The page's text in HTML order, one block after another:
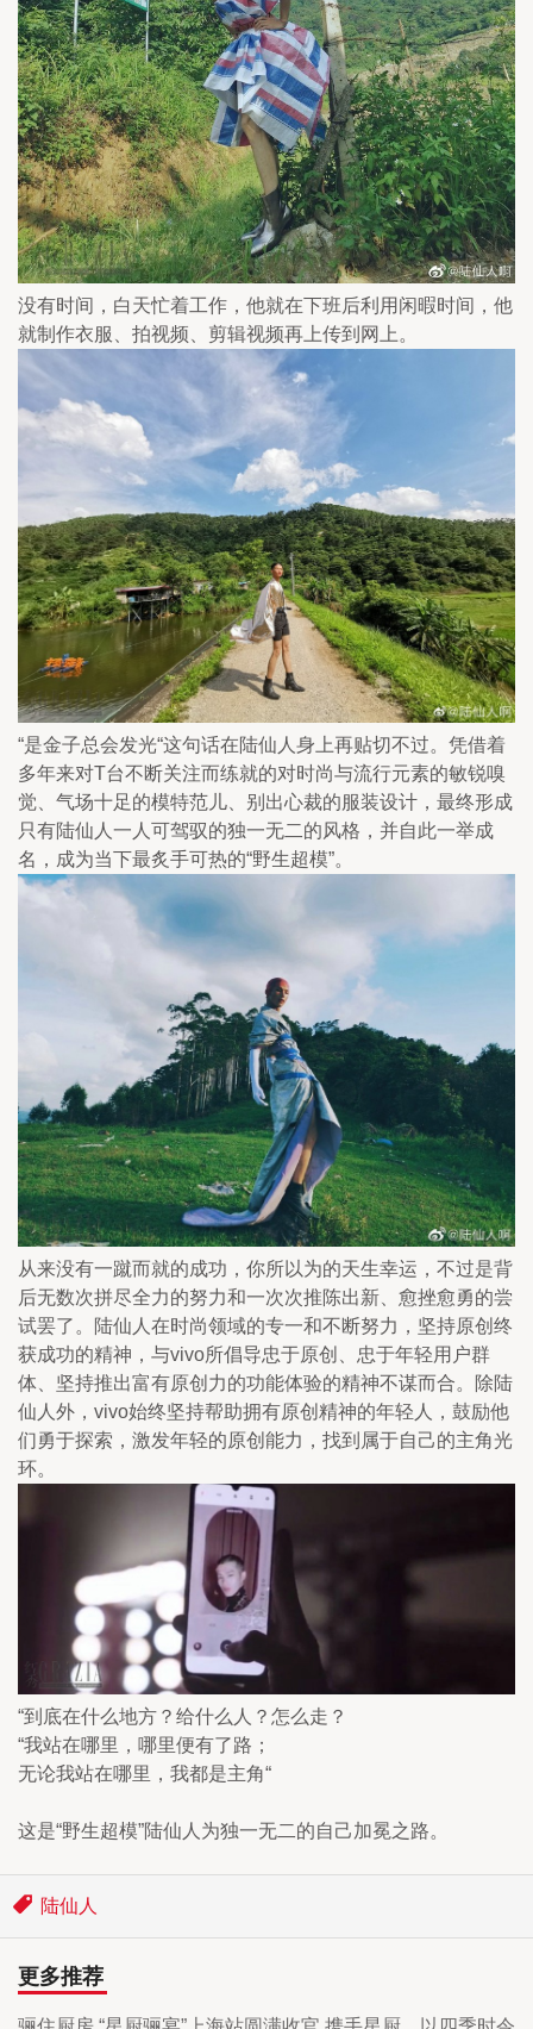
没有时间，白天忙着工作，他就在下班后利用闲暇时间，他
就制作衣服、拍视频、剪辑视频再上传到网上。
“是金子总会发光“这句话在陆仙人身上再贴切不过。凭借着
多年来对T台不断关注而练就的对时尚与流行元素的敏锐嗅
觉、气场十足的模特范儿、别出心裁的服装设计，最终形成
只有陆仙人一人可驾驭的独一无二的风格，并自此一举成
名，成为当下最炙手可热的“野生超模”。
从来没有一蹴而就的成功，你所以为的天生幸运，不过是背
后无数次拼尽全力的努力和一次次推陈出新、愈挫愈勇的尝
试罢了。陆仙人在时尚领域的专一和不断努力，坚持原创终
获成功的精神，与vivo所倡导忠于原创、忠于年轻用户群
体、坚持推出富有原创力的功能体验的精神不谋而合。除陆
仙人外，vivo始终坚持帮助拥有原创精神的年轻人，鼓励他
们勇于探索，激发年轻的原创能力，找到属于自己的主角光
环。
“到底在什么地方？给什么人？怎么走？
“我站在哪里，哪里便有了路；
无论我站在哪里，我都是主角“
这是“野生超模”陆仙人为独一无二的自己加冕之路。
陆仙人
更多推荐